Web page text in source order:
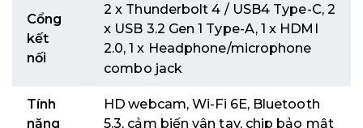
Cổng
kết
nối
2 x Thunderbolt 4 / USB4 Type-C, 2
x USB 3.2 Gen 1 Type-A, 1 x HDMI
2.0, 1 x Headphone/microphone
combo jack
Tính
năng
HD webcam, Wi-Fi 6E, Bluetooth
5.3, cảm biến vân tay, chip bảo mật